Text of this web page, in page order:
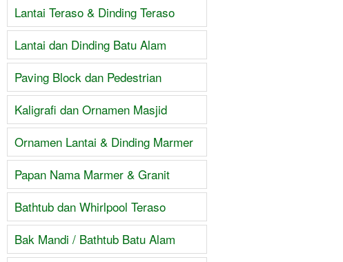
Lantai Teraso & Dinding Teraso
Lantai dan Dinding Batu Alam
Paving Block dan Pedestrian
Kaligrafi dan Ornamen Masjid
Ornamen Lantai & Dinding Marmer
Papan Nama Marmer & Granit
Bathtub dan Whirlpool Teraso
Bak Mandi / Bathtub Batu Alam